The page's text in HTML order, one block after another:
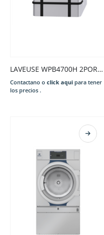
LAVEUSE WPB4700H 2PORTES 700L
Contactano o click aqui para tener
los precios .